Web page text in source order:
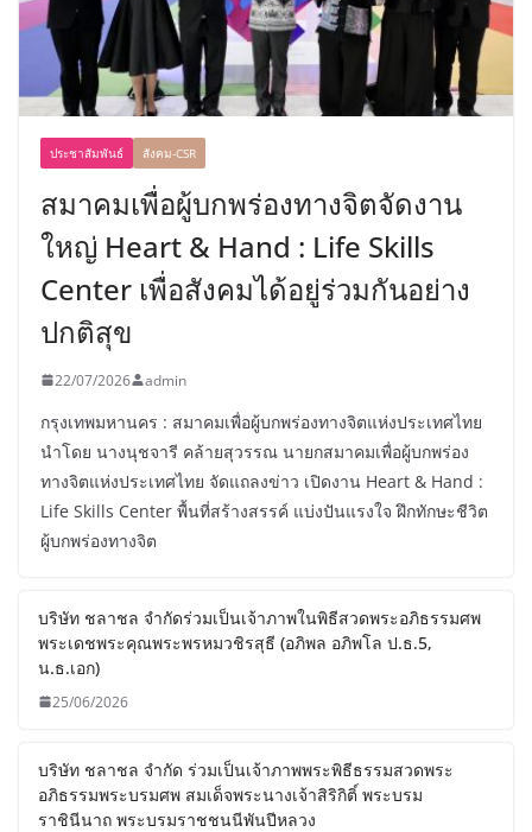
ประชาสัมพันธ์ สังคม-CSR
สมาคมเพื่อผู้บกพร่องทางจิตจัดงาน
ใหญ่ Heart & Hand : Life Skills
Center เพื่อสังคมได้อยู่ร่วมกันอย่าง
ปกติสุข
22/07/2026 admin
กรุงเทพมหานคร : สมาคมเพื่อผู้บกพร่องทางจิตแห่งประเทศไทย
นำโดย นางนุชจารี คล้ายสุวรรณ นายกสมาคมเพื่อผู้บกพร่อง
ทางจิตแห่งประเทศไทย จัดแถลงข่าว เปิดงาน Heart & Hand :
Life Skills Center พื้นที่สร้างสรรค์ แบ่งปันแรงใจ ฝึกทักษะชีวิต
ผู้บกพร่องทางจิต
บริษัท ชลาชล จำกัดร่วมเป็นเจ้าภาพในพิธีสวดพระอภิธรรมศพ
พระเดชพระคุณพระพรหมวชิรสุธี (อภิพล อภิพโล ป.ธ.5,
น.ธ.เอก)
25/06/2026
บริษัท ชลาชล จำกัด ร่วมเป็นเจ้าภาพพระพิธีธรรมสวดพระ
อภิธรรมพระบรมศพ สมเด็จพระนางเจ้าสิริกิติ์ พระบรม
ราชินีนาถ พระบรมราชชนนีพันปีหลวง